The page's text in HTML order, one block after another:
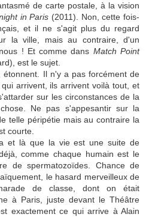
de carte postale, à la vision
in Paris (2011). Non, cette fois-
et il ne s'agit plus du regard
la ville, mais au contraire, d'un
! Et comme dans Match Point
est le sujet.
étonnent. Il n'y a pas forcément de
arrivent, ils arrivent voilà tout, et
sur les circonstances de la
Ne pas s'appesantir sur la
telle péripétie mais au contraire la
courte.
et là que la vie est une suite de
comme chaque humain est le
de spermatozoïdes. Chance de
le hasard merveilleux de
de classe, dont on était
à Paris, juste devant le Théâtre
exactement ce qui arrive à Alain